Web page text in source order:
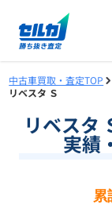
中古車買取・査定TOP
リベスタ Ｓ
リベスタ
実績
累